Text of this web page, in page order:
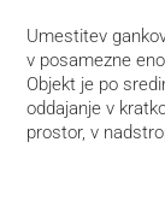
Umestitev
v posamezne
Objekt je po
oddajanje v